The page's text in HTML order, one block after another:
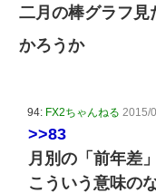
二月の棒グラフ
かろうか
94: FX2ちゃんねる 2015/
>>83
月別の「前年差
こういう意味の